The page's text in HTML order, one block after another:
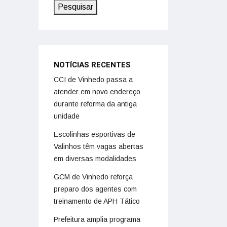
Pesquisar
NOTÍCIAS RECENTES
CCI de Vinhedo passa a
atender em novo endereço
durante reforma da antiga
unidade
Escolinhas esportivas de
Valinhos têm vagas abertas
em diversas modalidades
GCM de Vinhedo reforça
preparo dos agentes com
treinamento de APH Tático
Prefeitura amplia programa